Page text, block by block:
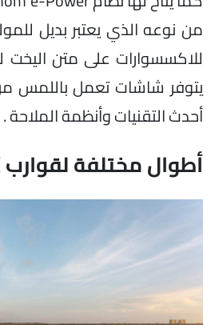
من نوعه الذي يعتبر بديل
أحدث التقنيات وأنظمة الملاحة .
أطوال مختلفة لقوارب Sea Ray SPX